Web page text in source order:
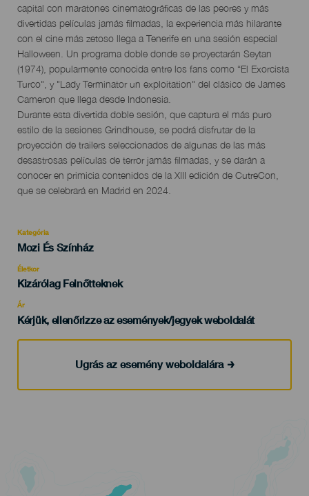
evento
capital con maratones cinematográficas de las peores y más
divertidas películas jamás filmadas, la experiencia más hilarante
con el cine más zetoso llega a Tenerife en una sesión especial
Halloween. Un programa doble donde se proyectarán Seytan
(1974), popularmente conocida entre los fans como “El Exorcista
Turco", y "Lady Terminator un exploitation" del clásico de James
Cameron que llega desde Indonesia.
Durante esta divertida doble sesión, que captura el más puro
estilo de la sesiones Grindhouse, se podrá disfrutar de la
proyección de trailers seleccionados de algunas de las más
desastrosas películas de terror jamás filmadas, y se darán a
conocer en primicia contenidos de la XIII edición de CutreCon,
que se celebrará en Madrid en 2024.
Kategória
Categoría
evento
Mozi És Színház
Életkor
Edad
Recomendada
Kizárólag Felnőtteknek
Ár
Kérjük, ellenőrizze az események/jegyek weboldalát
Ugrás az esemény weboldalára